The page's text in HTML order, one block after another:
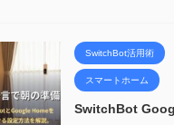
SwitchBot活用術
スマートホーム
SwitchBot